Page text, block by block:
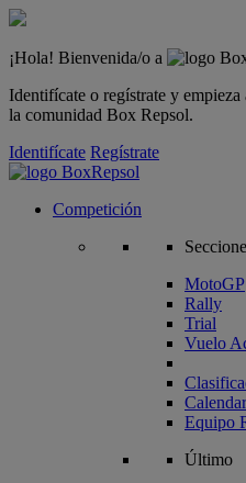
¡Hola! Bienvenida/o a
Identifícate o regístrate y
la comunidad Box Repsol.
Identifícate Regístrate
Competición
MotoGP
Rally
Trial
Vuelo
Equipo
Último